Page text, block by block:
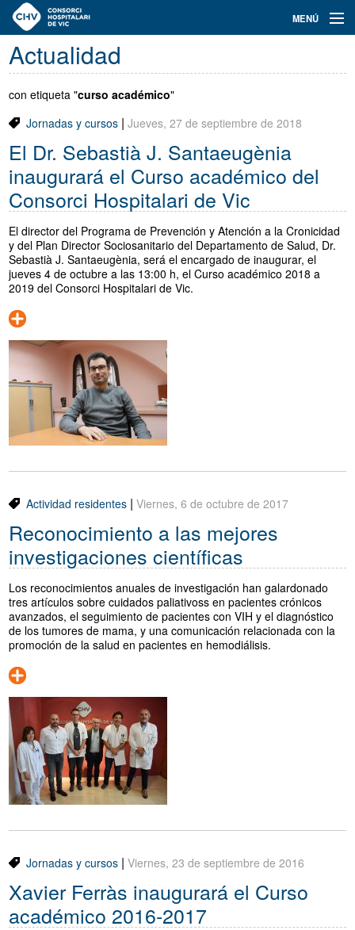
Navegación
principal
MENÚ
Actualidad
Conoce el Consorci
Especialidades
Oferta de plazas
Ser residente
Contacto
Buscador
Traductor
Segueix-nos:
Actualidad
con etiqueta "curso académico"
Jornadas y cursos| Jueves, 27 de septiembre de 2018
El Dr. Sebastià J. Santaeugènia
inaugurará el Curso académico del
Consorci Hospitalari de Vic
El director del Programa de Prevención y Atención a la Cronicidad
y del Plan Director Sociosanitario del Departamento de Salud, Dr.
Sebastià J. Santaeugènia, será el encargado de inaugurar, el
jueves 4 de octubre a las 13:00 h, el Curso académico 2018 a
2019 del Consorci Hospitalari de Vic.
Actividad residentes| Viernes, 6 de octubre de 2017
Reconocimiento a las mejores
investigaciones científicas
Los reconocimientos anuales de investigación han galardonado
tres artículos sobre cuidados paliativoss en pacientes crónicos
avanzados, el seguimiento de pacientes con VIH y el diagnóstico
de los tumores de mama, y ​​una comunicación relacionada con la
promoción de la salud en pacientes en hemodiálisis.
Jornadas y cursos| Viernes, 23 de septiembre de 2016
Xavier Ferràs inaugurará el Curso
académico 2016-2017